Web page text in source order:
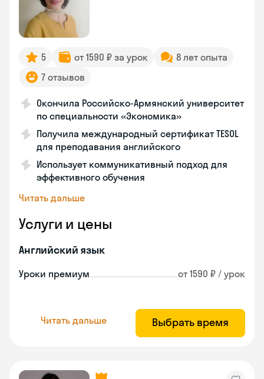
5 от 1590 ₽ за урок
8 лет опыта
7 отзывов
Окончила Российско-Армянский университет
по специальности «Экономика»
Получила международный сертификат TESOL
для преподавания английского
Использует коммуникативный подход для
эффективного обучения
Читать дальше
Услуги и цены
Английский язык
Уроки премиум от 1590 ₽ / урок
Читать дальше Выбрать время